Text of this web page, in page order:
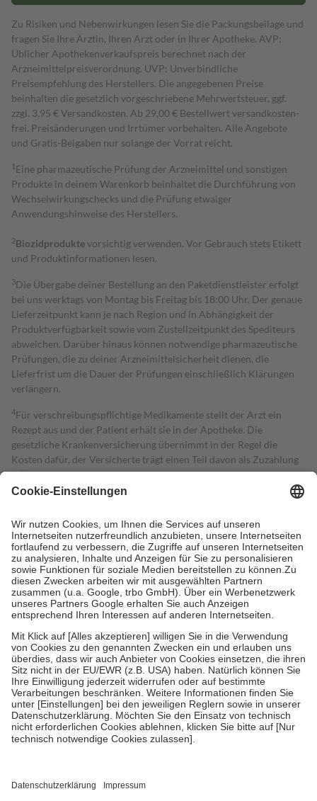
Zu Risiken und Nebenwirkungen lesen Sie die Packungsbeilage und
fragen Sie Ihre Ärztin, Ihren Arzt oder in Ihrer Apotheke. AVP:
Üblicher Apothekenverkaufspreis berechnet nach der
Arzneimittelpreisverordnung. UVP: Unverbindliche
Preisempfehlung des Herstellers. Die angegebenen Preise
beinhalten die gesetzlich vorgeschriebene Mehrwertsteuer, ggf.
zzgl. 3,95 € Versandkosten. Ab 29,00 € Bestell­wert versand­kosten­
frei. Preisänderungen und Irrtümer vorbehalten. Alle Angebote
und Gratis-Beigaben nur solange der Vorrat reicht.
1 Eine pharmazeutische Prüfung der Arzneimittel und sonstigen
Produkte in deinem Warenkorb beinhaltet die Durchführung von
Wechselwirkungschecks und die Prüfung etwaiger
Anwendungshinweise des Herstellers.
2Biozidproduktevorsichtig verwenden. Vor Gebrauch stets Etikett
und Produktinformationen lesen.
3Die Übergabe deiner Bestellung an den Paketdienstleister erfolgt
bei uns werktags von Montag bis Freitag bis 18:00 Uhr. Der genaue
Lieferzeitpunkt kann je nach Region und in Abhängigkeit der
Produktverfügbarkeit sowie vom Zustellzeitpunkt des Spediteurs
abweichen. Darüber hinaus können notwendige pharmazeutische
Prüfungen, die zu deiner Arzneimittelsicherheit dienen, die
Lieferfrist um die Dauer der Prüfungen einschließlich Klärungen
verlängern.
4Für verschreibungspflichtige Medikamente stellt der Arzt ein
Rezept aus und der Patient erhält sie in der Apotheke. Die
gesetzliche Krankenversicherung übernimmt in der Regel die
Kosten dafür, der Versicherte trägt einen Teil davon als Zuzahlung
mit.
Grundsätzlich leisten Mitglieder Zuzahlungen in Höhe von zehn
höchstens zehn Euro.
Es sind jedoch nie mehr als die tatsächlichen
Kosten der Leistung zu entrichten.
Diese Regeln gelten grundsätzlich auch für Online-Apotheken.
Bei Heilmitteln und häuslicher Krankenpflege beträgt die
Zuzahlung zehn Prozent der Kosten sowie zehn Euro je
Verordnung.
Um das Engagement der Versicherten für ihre eigene Gesundheit zu
stärken und die besondere Stellung der Familie zu unterstützen,
fallenkeine Zuzahlungenan bei:
• Kindern und Jugendlichen bis zum vollendeten 18. Lebensjahr
mit Ausnahme der Fahrkosten
• Untersuchungen zur Vorsorge und Früherkennung, die von der
GKV getragen werden
• empfohlenen Schutzimpfungen
• Harn- und Blutteststreifen
getroffen, um sicherzustellen, dass es sich um echte Bewertungen